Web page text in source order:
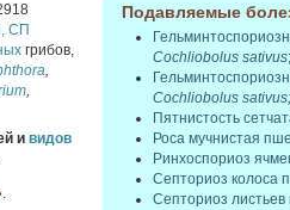
Подавляемые
Cochliobolus sativus;
Cochliobolus sativus;
Пятнистость
Роса мучнистая
Ринхоспориоз
Септориоз колоса
Септориоз
СП
грибов,
,
,
и видов